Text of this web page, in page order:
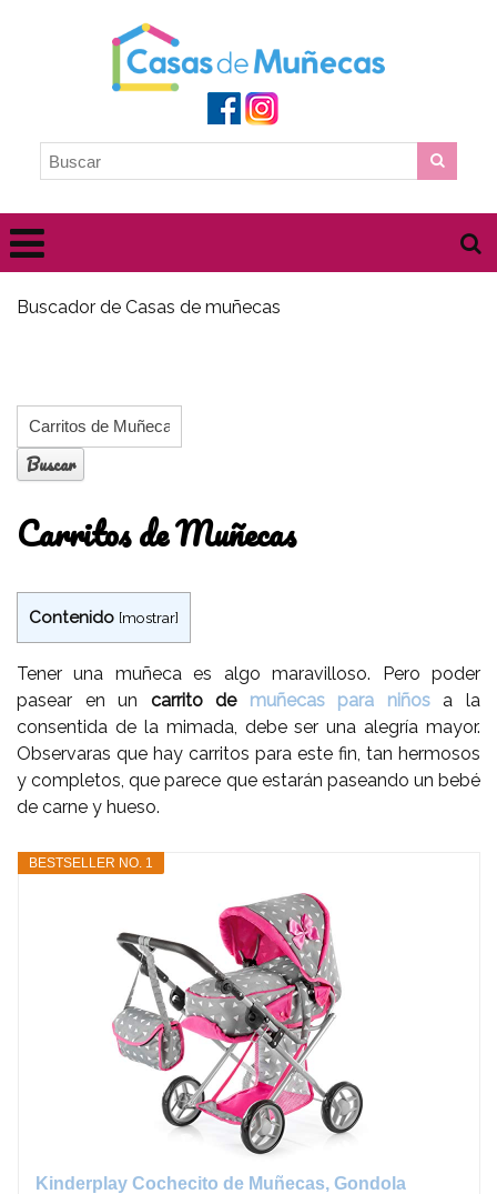
Buscador de Casas de muñecas
Carritos de Muñecas
Contenido [mostrar]
Tener una muñeca es algo maravilloso. Pero poder
pasear en un carrito de muñecas para niños
a la
consentida de la mimada, debe ser una alegría mayor.
Observaras que hay carritos para este fin, tan hermosos
y completos, que parece que estarán paseando un bebé
de carne y hueso.
BESTSELLER NO. 1
Kinderplay Cochecito de Muñecas, Gondola